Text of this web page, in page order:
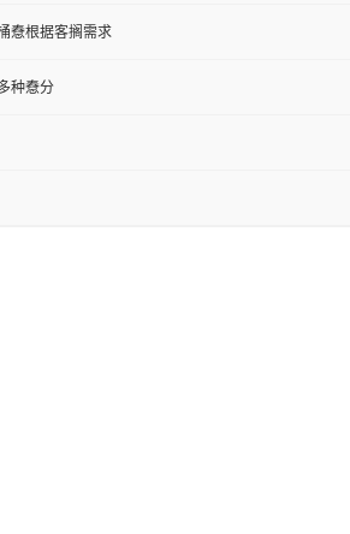
憃根据客搁需求
种憃分